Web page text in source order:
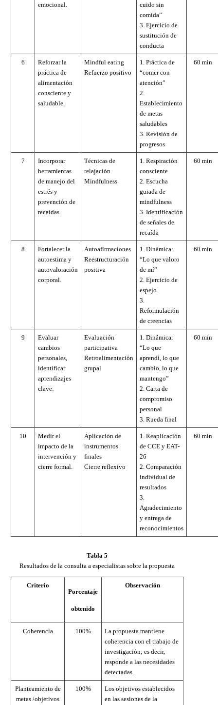
emocional.
cuido sin
comida”
3. Ejercicio de
sustitución de
conducta
6
Reforzar la
práctica de
alimentación
consciente y
saludable.
Mindful eating
Refuerzo positivo
1. Práctica de
“comer con
atención”
2.
Establecimiento
de metas
saludables
3. Revisión de
progresos
60 min
7
Incorporar
herramientas
de manejo del
estrés y
prevención de
recaídas.
Técnicas de
relajación
Mindfulness
1. Respiración
consciente
2. Escucha
guiada de
mindfulness
3. Identificación
de señales de
recaída
60 min
8
Fortalecer la
autoestima y
autovaloración
corporal.
Autoafirmaciones
Reestructuración
positiva
1. Dinámica:
“Lo que valoro
de mí”
2. Ejercicio de
espejo
3.
Reformulación
de creencias
60 min
9
Evaluar
cambios
personales,
identificar
aprendizajes
clave.
Evaluación
participativa
Retroalimentación
grupal
1. Dinámica:
“Lo que
aprendí, lo que
cambio, lo que
mantengo”
2. Carta de
compromiso
personal
3. Rueda final
60 min
10
Medir el
impacto de la
intervención y
cierre formal.
Aplicación de
instrumentos
finales
Cierre reflexivo
1. Reaplicación
de CCE y EAT-
26
2. Comparación
individual de
resultados
3.
Agradecimiento
y entrega de
reconocimientos
60 min
Tabla 5
Resultados de la consulta a especialistas sobre la propuesta
Criterio
Porcentaje
obtenido
Observación
Coherencia 100%
La propuesta mantiene
coherencia con el trabajo de
investigación; es decir,
responde a las necesidades
detectadas.
Planteamiento de
metas /objetivos
100%
Los objetivos establecidos
en las sesiones de la